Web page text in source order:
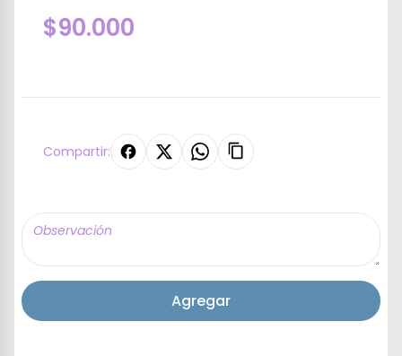
$90.000
Compartir:
Agregar